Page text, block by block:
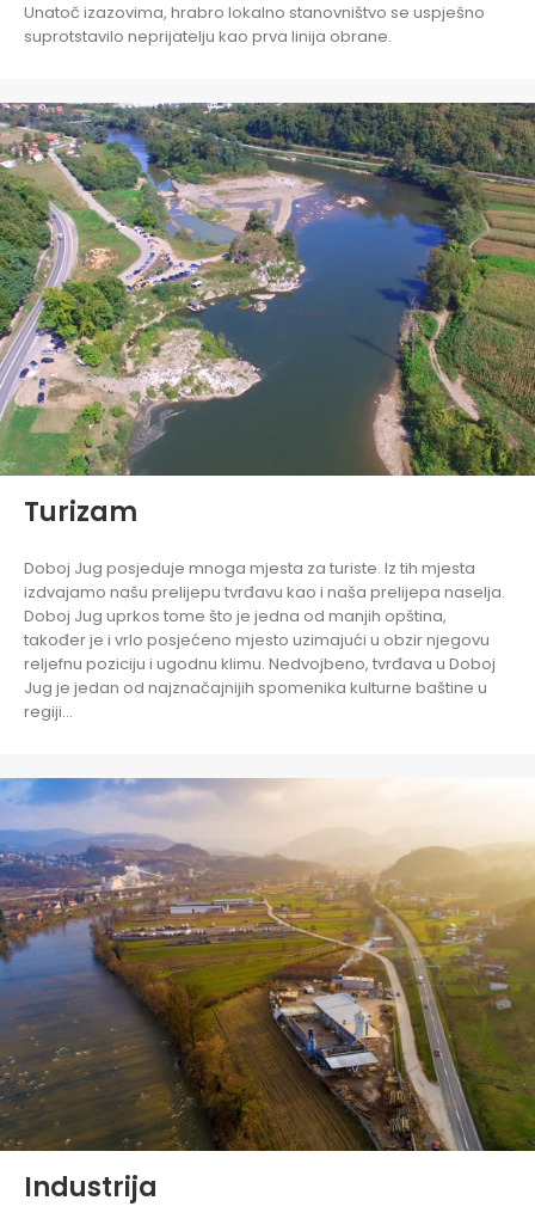
Unatoč izazovima, hrabro lokalno stanovništvo se uspješno
suprotstavilo neprijatelju kao prva linija obrane.
Turizam
Doboj Jug posjeduje mnoga mjesta za turiste. Iz tih mjesta
izdvajamo našu prelijepu tvrđavu kao i naša prelijepa naselja.
Doboj Jug uprkos tome što je jedna od manjih opština,
također je i vrlo posjećeno mjesto uzimajući u obzir njegovu
reljefnu poziciju i ugodnu klimu. Nedvojbeno, tvrđava u Doboj
Jug je jedan od najznačajnijih spomenika kulturne baštine u
regiji…
Industrija